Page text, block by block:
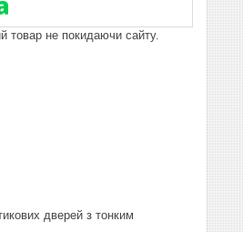
товар не покидаючи сайту.
дверей з тонким